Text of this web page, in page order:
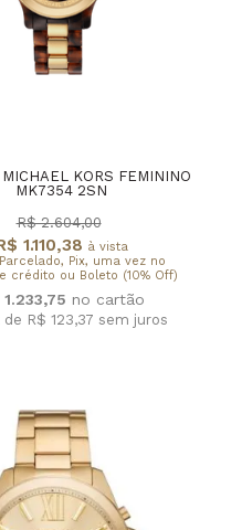
KORS FEMININO
MK7354 2SN
1.110,38 à vista
Pix, uma vez no
crédito ou Boleto (10% Off)
R$ 2.604,00
1.233,75
de R$ 123,37 sem juros